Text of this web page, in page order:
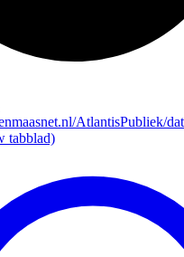
AtlantisPubliek/
tabblad)